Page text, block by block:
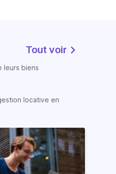
Tout voir
leurs biens
locative en